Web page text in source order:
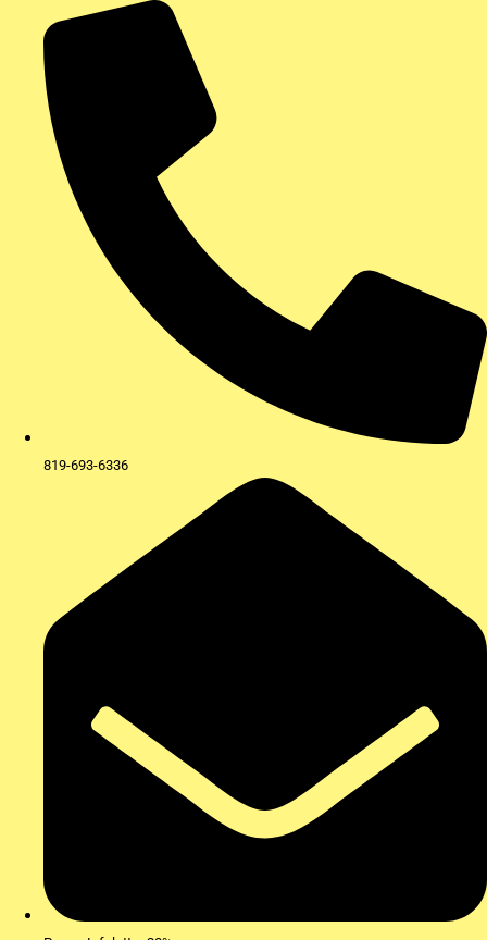
contenu
819-693-6336